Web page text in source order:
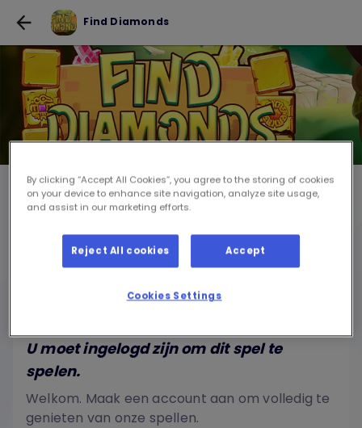
Find Diamonds
Find Diamonds
SPEEL SPEL VOOR GRATIS
Per spelsessie
U moet ingelogd zijn om dit spel te
spelen.
Welkom. Maak een account aan om volledig te
genieten van onze spellen.
By clicking “Accept All Cookies”, you agree to the storing of cookies
on your device to enhance site navigation, analyze site usage,
and assist in our marketing efforts.
Reject All cookies Accept
Cookies Settings